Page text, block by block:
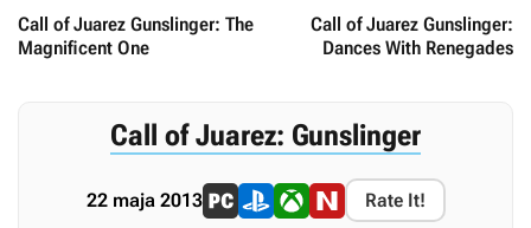
Call of Juarez Gunslinger: The
Magnificent One
Call of Juarez Gunslinger:
Dances With Renegades
Call of Juarez: Gunslinger
22 maja 2013 Rate It!